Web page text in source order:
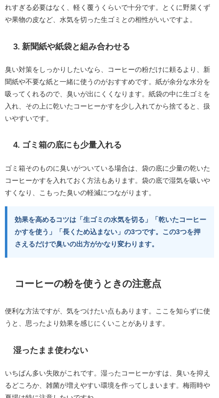
れすぎる必要はなく、軽く覆うくらいで十分です。とくに野菜くず
や果物の皮など、水気を切った生ゴミとの相性がいいですよ。
3. 新聞紙や紙袋と組み合わせる
臭い対策をしっかりしたいなら、コーヒーの粉だけに頼るより、新
聞紙や不要な紙と一緒に使うのがおすすめです。紙が余分な水分を
吸ってくれるので、臭いが出にくくなります。紙袋の中に生ゴミを
入れ、その上に乾いたコーヒーかすを少し入れてから捨てると、扱
いやすいです。
4. ゴミ箱の底にも少量入れる
ゴミ箱そのものに臭いがついている場合は、袋の底に少量の乾いた
コーヒーかすを入れておく方法もあります。袋の底で湿気を吸いや
すくなり、こもった臭いの軽減につながります。
効果を高めるコツは「生ゴミの水気を切る」「乾いたコーヒー
かすを使う」「長くため込まない」の3つです。この3つを押
さえるだけで臭いの出方がかなり変わります。
コーヒーの粉を使うときの注意点
便利な方法ですが、気をつけたい点もあります。ここを知らずに使
うと、思ったより効果を感じにくいことがあります。
湿ったまま使わない
いちばん多い失敗がこれです。湿ったコーヒーかすは、臭いを抑え
るどころか、雑菌が増えやすい環境を作ってしまいます。梅雨時や